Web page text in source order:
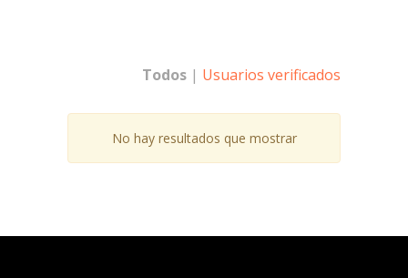
Todos | Usuarios verificados
No hay resultados que mostrar